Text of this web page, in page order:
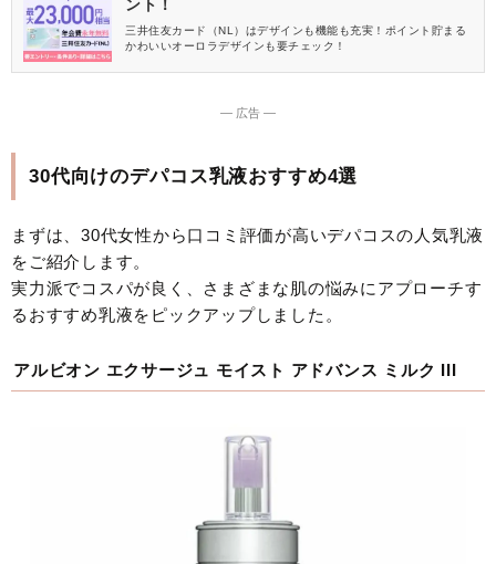
ント！
三井住友カード（NL）はデザインも機能も充実！ポイント貯まる
かわいいオーロラデザインも要チェック！
― 広告 ―
30代向けのデパコス乳液おすすめ4選
まずは、30代女性から口コミ評価が高いデパコスの人気乳液
をご紹介します。
実力派でコスパが良く、さまざまな肌の悩みにアプローチす
るおすすめ乳液をピックアップしました。
アルビオン エクサージュ モイスト アドバンス ミルク III